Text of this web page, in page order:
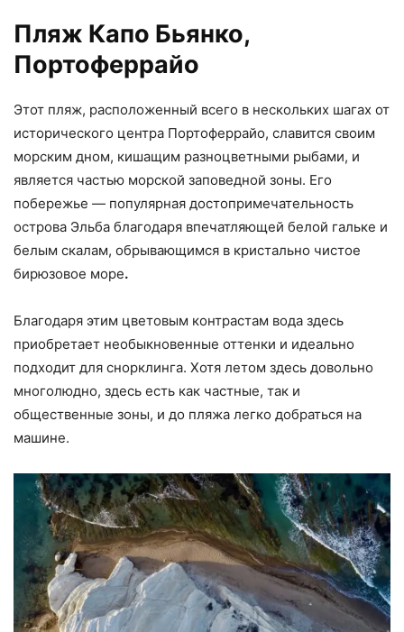
Пляж Капо Бьянко,
Портоферрайо
Этот пляж, расположенный всего в нескольких шагах от
исторического центра Портоферрайо, славится своим
морским дном, кишащим разноцветными рыбами, и
является частью морской заповедной зоны. Его
побережье — популярная достопримечательность
острова Эльба благодаря впечатляющей белой гальке и
белым скалам, обрывающимся в кристально чистое
бирюзовое море.
Благодаря этим цветовым контрастам вода здесь
приобретает необыкновенные оттенки и идеально
подходит для снорклинга. Хотя летом здесь довольно
многолюдно, здесь есть как частные, так и
общественные зоны, и до пляжа легко добраться на
машине.